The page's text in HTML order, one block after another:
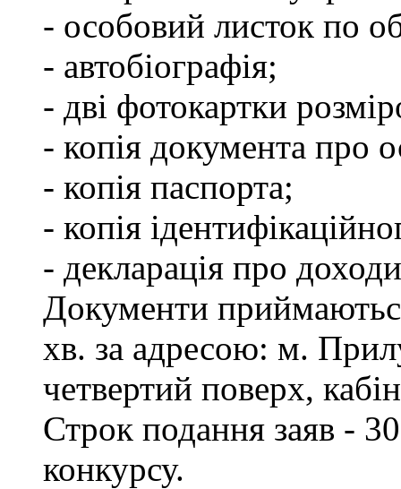
- особовий листок по
- автобіографія;
- дві фотокартки
- копія документа про
- копія паспорта;
- копія
- декларація про
Документи
хв. за адресою: м.
четвертий поверх,
Строк подання заяв -
конкурсу.